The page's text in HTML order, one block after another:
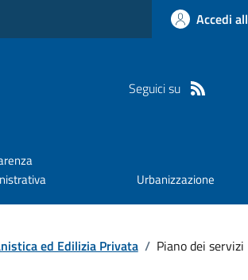
Accedi
Seguici su
Urbanizzazione
ed Edilizia Privata / Piano dei servizi